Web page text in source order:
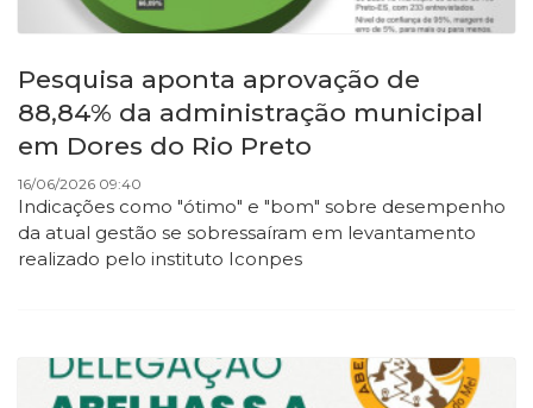
Pesquisa aponta aprovação de
88,84% da administração municipal
em Dores do Rio Preto
16/06/2026 09:40
Indicações como "ótimo" e "bom" sobre desempenho
da atual gestão se sobressaíram em levantamento
realizado pelo instituto Iconpes